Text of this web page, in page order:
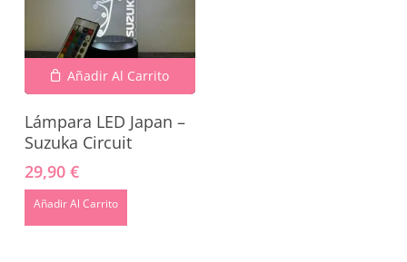
Añadir Al Carrito
Lámpara LED Japan –
Suzuka Circuit
29,90 €
Añadir Al Carrito